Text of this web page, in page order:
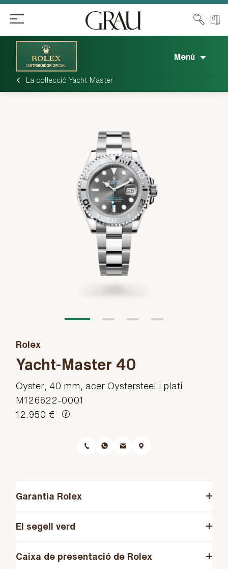
Menú
La col·lecció Yacht-Master
Rolex
Yacht-Master 40
Oyster, 40 mm, acer Oystersteel i platí
M126622-0001
12.950 €
Garantia Rolex
El segell verd
Caixa de presentació de Rolex